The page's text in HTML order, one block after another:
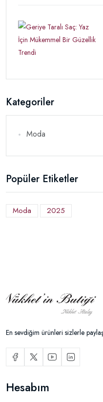
Kategoriler
Moda
Popüler Etiketler
Moda 2025
En sevdiğim ürünleri sizlerle
Hesabım